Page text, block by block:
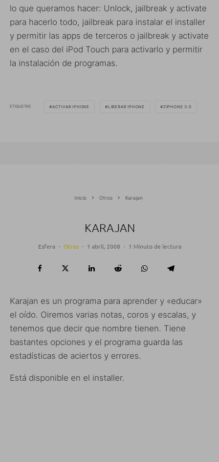
lo que queramos hacer: Unlock, jailbreak y activate
para hacerlo todo, jailbreak para instalar el installer
y permitir las apps de terceros o jailbreak y activate
en el caso del iPod Touch para activarlo y permitir
la instalación de programas.
ETIQUETAS ACTIVAR IPHONE LIBERAR IPHONE ZIPHONE 3.0
Inicio Otros Karajan
KARAJAN
Esfera · Otros · 1 abril, 2008 · 1 Minuto de lectura
Karajan es un programa para aprender y «educar»
el oído. Oiremos varias notas, coros y escalas, y
tenemos que decir que nombre tienen. Tiene
bastantes opciones y el programa guarda las
estadísticas de aciertos y errores.
Está disponible en el installer.